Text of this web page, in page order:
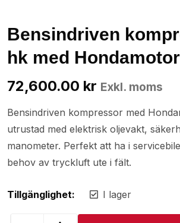
72,600.00 kr Exkl. moms
Bensindriven
hk med Hondamotor
Bensindriven kompressor med
utrustad med elektrisk oljevakt,
manometer. Perfekt att ha i
behov av tryckluft ute i fält.
Tillgänglighet: I lager